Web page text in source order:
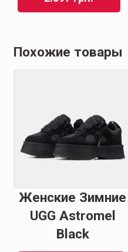
Похожие товары
Женские Зимние
UGG Astromel
Black